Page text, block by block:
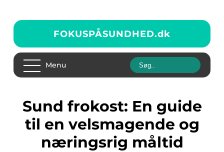
FOKUSPÅSUNDHED.dk
Menu
Sund frokost: En guide
til en velsmagende og
næringsrig måltid